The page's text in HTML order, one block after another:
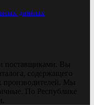
данных
поставщиками. Вы
содержащего
производителей. Мы
По Республике